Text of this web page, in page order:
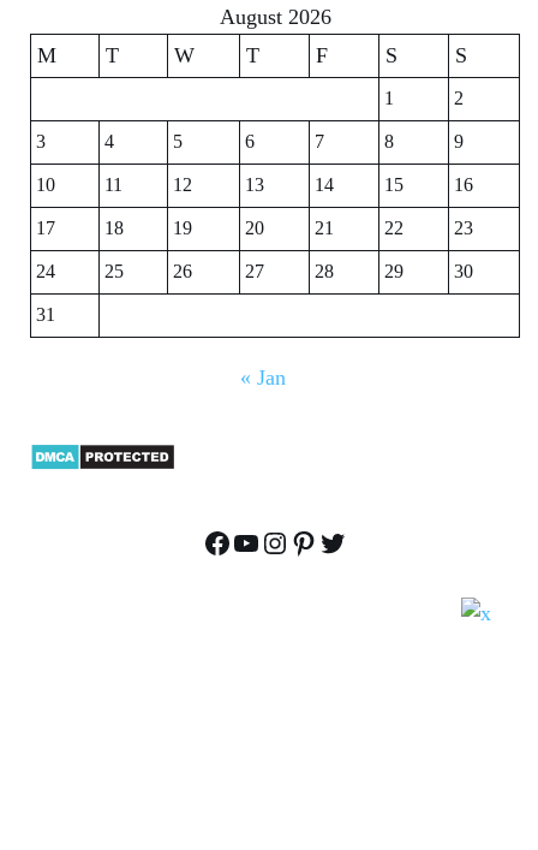
August 2026
M
T W T F S S
1
2
3
4 5 6 7 8
9
10
11 12 13 14 15
16
17
18 19 20 21 22
23
24
25 26 27 28 29
30
31
« Jan